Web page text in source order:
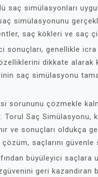
saç simülasyonları
simülasyonunu
saç kökleri ve saç
genellikle icra
dikkate
saç simülasyonu
sorununu çözmekle
Saç Simülasyonu,
ve sonuçları oldukça
saçlarını güvenle
büyüleyici saçlara
geri kazandıran